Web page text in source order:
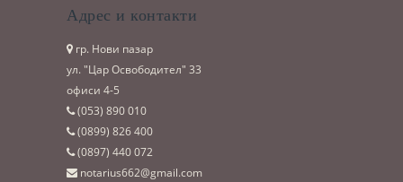
Адрес и контакти
гр. Нови пазар
ул. "Цар Освободител" 33
офиси 4-5
(053)­ 890 010
(0899)­ 826 400
(0897)­ 440 072
notarius662@gmail.com